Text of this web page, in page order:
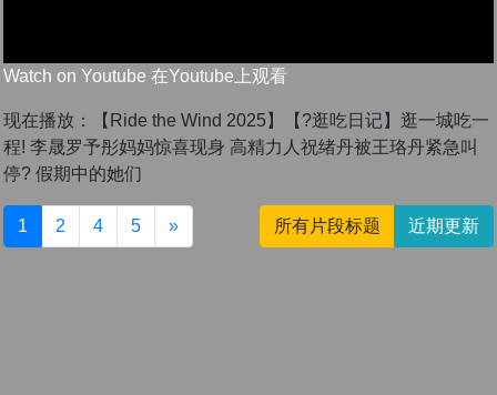
Watch on Youtube 在Youtube上观看
现在播放：【Ride the Wind 2025】【?逛吃日记】逛一城吃一
程! 李晟罗予彤妈妈惊喜现身 高精力人祝绪丹被王珞丹紧急叫
停? 假期中的她们
1 2 4 5 » 所有片段标题 近期更新